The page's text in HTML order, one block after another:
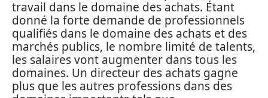
travail dans le domaine des achats. Étant
donné la forte demande de professionnels
qualifiés dans le domaine des achats et des
marchés publics, le nombre limité de talents,
les salaires vont augmenter dans tous les
domaines. Un directeur des achats gagne
plus que les autres professions dans des